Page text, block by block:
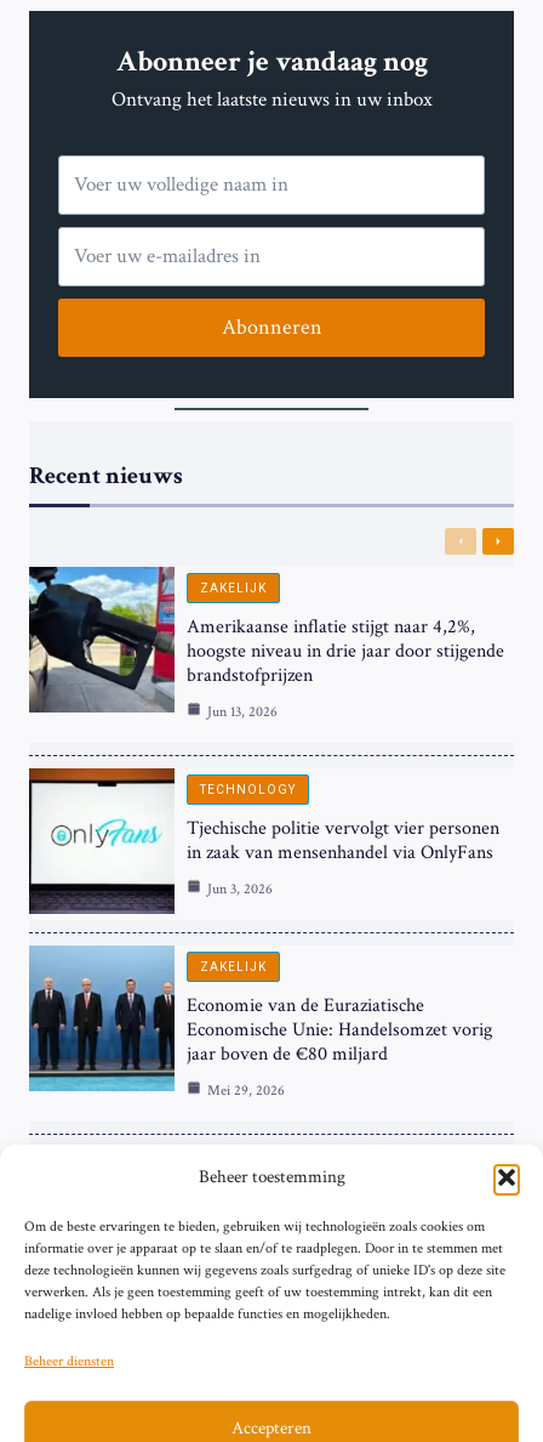
Beheer toestemming
Om de beste ervaringen te bieden, gebruiken wij technologieën zoals cookies om
informatie over je apparaat op te slaan en/of te raadplegen. Door in te stemmen met
deze technologieën kunnen wij gegevens zoals surfgedrag of unieke ID's op deze site
verwerken. Als je geen toestemming geeft of uw toestemming intrekt, kan dit een
nadelige invloed hebben op bepaalde functies en mogelijkheden.
Beheer diensten
Accepteren
Abonneer je vandaag nog
Ontvang het laatste nieuws in uw inbox
Abonneren
Recent nieuws
Previous
Next
ZAKELIJK
Amerikaanse inflatie stijgt naar 4,2%,
hoogste niveau in drie jaar door stijgende
brandstofprijzen
Jun 13, 2026
TECHNOLOGY
Tjechische politie vervolgt vier personen
in zaak van mensenhandel via OnlyFans
Jun 3, 2026
ZAKELIJK
Economie van de Euraziatische
Economische Unie: Handelsomzet vorig
jaar boven de €80 miljard
Mei 29, 2026
ZAKELIJK
Hardnekkige Inflatie bij de ‘Grote Vier’
van de Eurozone
Mei 29, 2026